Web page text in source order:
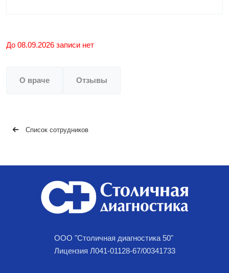
До 08.09.2026 записи нет
О враче Отзывы
Список сотрудников
ООО "Столичная диагностика 50"
Лицензия Л041-01128-67/00341733